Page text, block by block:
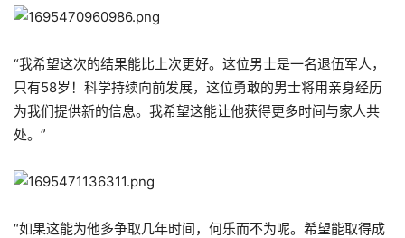
“我希望这次的结果能比上次更好。这位男士是一名退伍军人，
只有58岁！科学持续向前发展，这位勇敢的男士将用亲身经历
为我们提供新的信息。我希望这能让他获得更多时间与家人共
处。”
“如果这能为他多争取几年时间，何乐而不为呢。希望能取得成